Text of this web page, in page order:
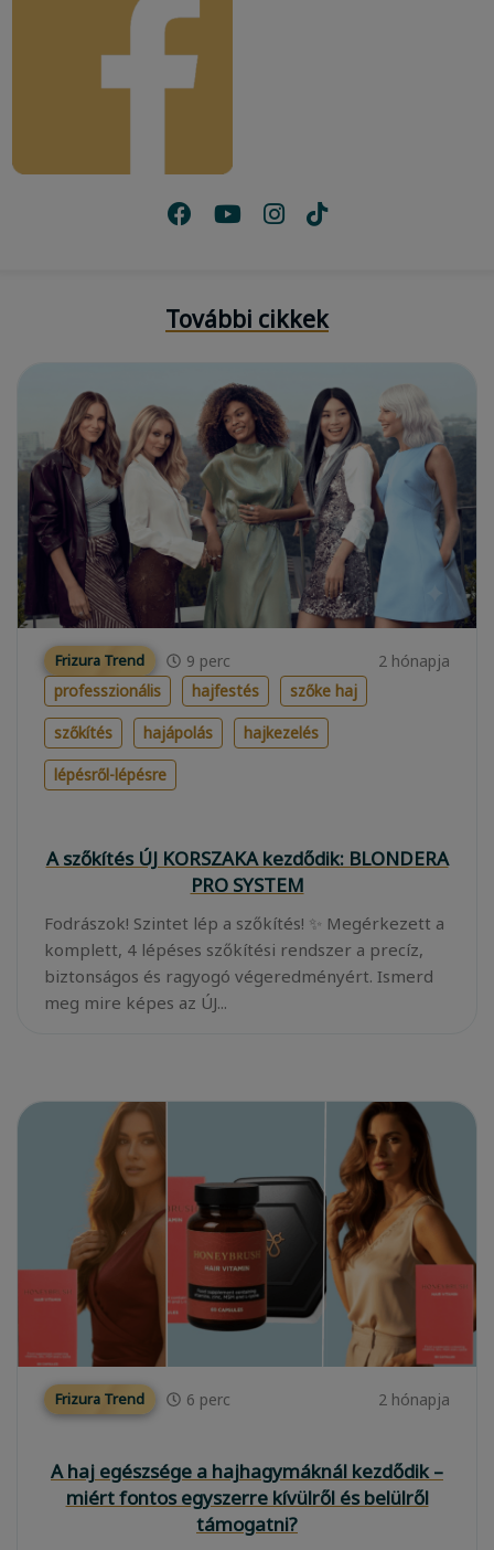
További cikkek
Frizura Trend 9 perc
2 hónapja
professzionális
hajfestés
szőke haj
szőkítés
hajápolás
hajkezelés
lépésről-lépésre
A szőkítés ÚJ KORSZAKA kezdődik: BLONDERA
PRO SYSTEM
Fodrászok! Szintet lép a szőkítés! ✨ Megérkezett a
komplett, 4 lépéses szőkítési rendszer a precíz,
biztonságos és ragyogó végeredményért. Ismerd
meg mire képes az ÚJ...
Frizura Trend 6 perc 2 hónapja
A haj egészsége a hajhagymáknál kezdődik –
miért fontos egyszerre kívülről és belülről
támogatni?